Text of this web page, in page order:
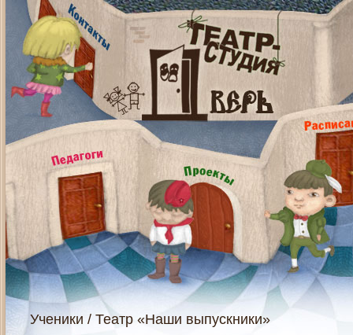
Ученики / Театр «Наши выпускники»